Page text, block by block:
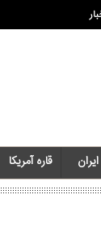
قاره آمریکا